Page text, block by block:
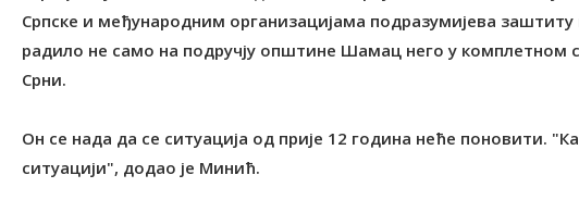
Српске и међународним организацијама подразумијева
радило не само на подручју општине Шамац него у комплетном
Срни.
Он се нада да се ситуација од прије 12 година неће поновити.
ситуацији", додао је Минић.